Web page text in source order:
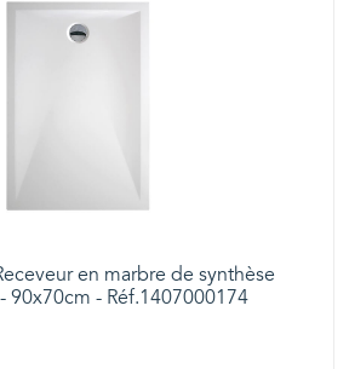
en marbre de synthèse
90x70cm - Réf.1407000174